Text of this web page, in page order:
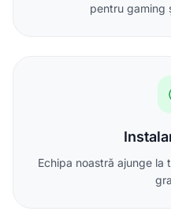
pentru gaming
Echipa noastră ajunge la